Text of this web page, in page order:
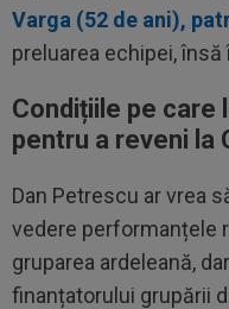
Varga (52 de ani),
preluarea echipei,
Condițiile pe care
pentru a reveni la
Dan Petrescu ar vrea
vedere performanțele
gruparea ardeleană,
finanțatorului grupării